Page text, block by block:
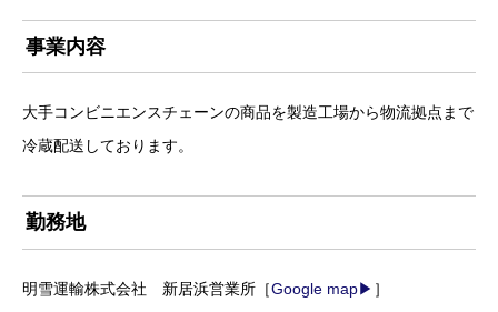
事業内容
大手コンビニエンスチェーンの商品を製造工場から物流拠点まで
冷蔵配送しております。
勤務地
明雪運輸株式会社 新居浜営業所［Google map▶ ］